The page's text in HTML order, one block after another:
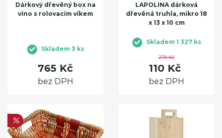
Dárkový dřevěný box na
víno s rolovacím víkem
Skladem 3 ks
765 Kč
bez DPH
LAPOLINA dárková
dřevěná truhla, mikro 18
x 13 x 10 cm
Skladem 1 327 ks
279 Kč
110 Kč
bez DPH